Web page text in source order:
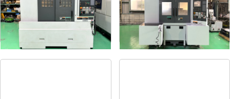
形 NV5000α1A/40
年 式2008
形 NV4000DCG
式2004